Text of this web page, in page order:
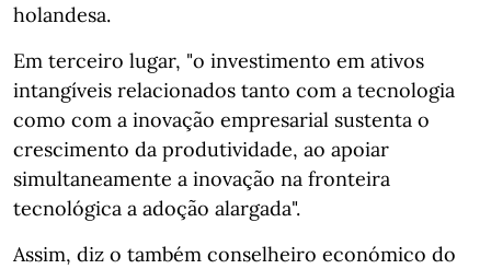
holandesa.
Em terceiro lugar, "o investimento em ativos
intangíveis relacionados tanto com a tecnologia
como com a inovação empresarial sustenta o
crescimento da produtividade, ao apoiar
simultaneamente a inovação na fronteira
tecnológica a adoção alargada".
Assim, diz o também conselheiro económico do